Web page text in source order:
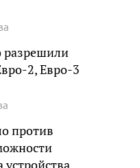
разрешили
2, Евро-3
против